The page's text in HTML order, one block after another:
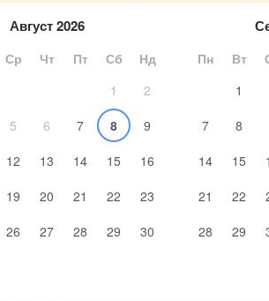
Август 2026
Ср Чт Пт Сб
Нд
1
2
5 6 7 8
9
12 13 14 15
16
19 20 21 22
23
26 27 28 29
30
Пн Вт
1
7
8
14
15
21
22
28
29